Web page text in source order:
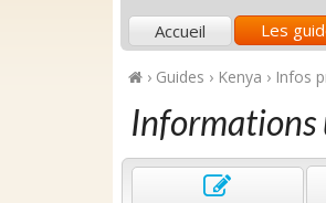
Accueil Les
› Guides › Kenya › Infos
Informations